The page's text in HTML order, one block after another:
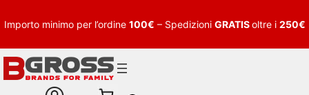
Importo minimo per l’ordine 100€ – Spedizioni GRATISoltre i 250€